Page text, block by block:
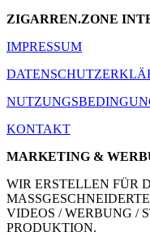
ZIGARREN.ZONE
IMPRESSUM
KONTAKT
MARKETING &
WIR ERSTELLEN FÜR
VIDEOS / WERBUNG /
PRODUKTION.